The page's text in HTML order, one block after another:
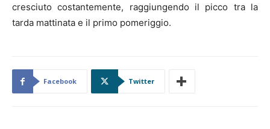
cresciuto costantemente, raggiungendo il picco tra la
tarda mattinata e il primo pomeriggio.
Facebook Twitter